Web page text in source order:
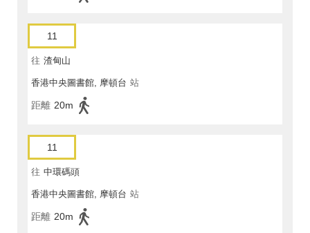
11
往 渣甸山
香港中央圖書館, 摩頓台 站
距離 20m
11
往 中環碼頭
香港中央圖書館, 摩頓台 站
距離 20m